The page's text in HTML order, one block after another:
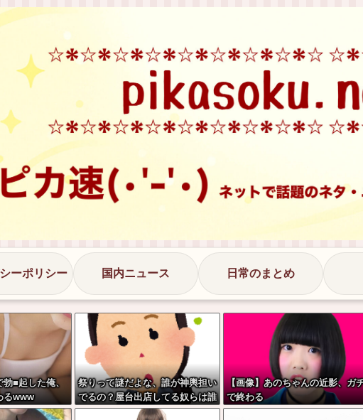
ーポリシー 国内ニュース 日常のまとめ
■起した俺、
るwww
祭りって謎だよな、誰が神輿担い
でるの？屋台出店してる奴らは誰
の許可を得て商売してるの？
【画像】あのちゃんの近影、ガ
で終わる